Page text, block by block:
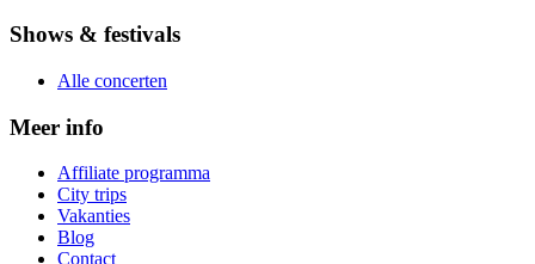
Shows & festivals
Alle concerten
Meer info
Affiliate programma
City trips
Vakanties
Blog
Contact